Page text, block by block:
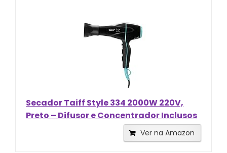
Secador Taiff Style 334 2000W 220V,
Preto – Difusor e Concentrador Inclusos
Ver na Amazon